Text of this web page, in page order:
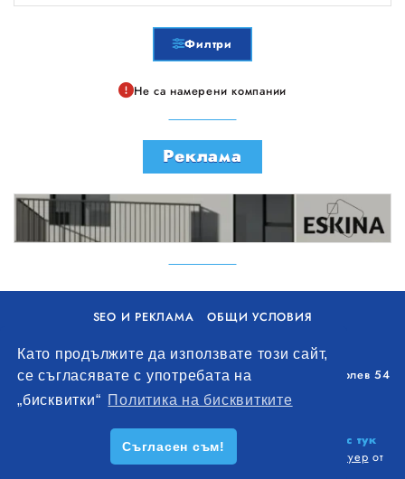
Като продължите да използвате този сайт,
се съгласявате с употребата на
„бисквитки“ Политика на бисквитките
Съгласен съм!
Филтри
Не са намерени компании
Реклама
SEO И РЕКЛАМА
ОБЩИ УСЛОВИЯ
Уолоу Интернешънъл ЕООД, гр. Варна, бул. Генерал Колев 54
+359 893 621 112
office@remontna-brigada.com
Създай профил на своя строителен бизнес тук
. Всички права запазени. Изработка на софтуер от